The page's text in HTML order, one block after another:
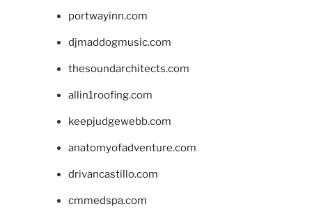
portwayinn.com
djmaddogmusic.com
thesoundarchitects.com
allin1roofing.com
keepjudgewebb.com
anatomyofadventure.com
drivancastillo.com
cmmedspa.com